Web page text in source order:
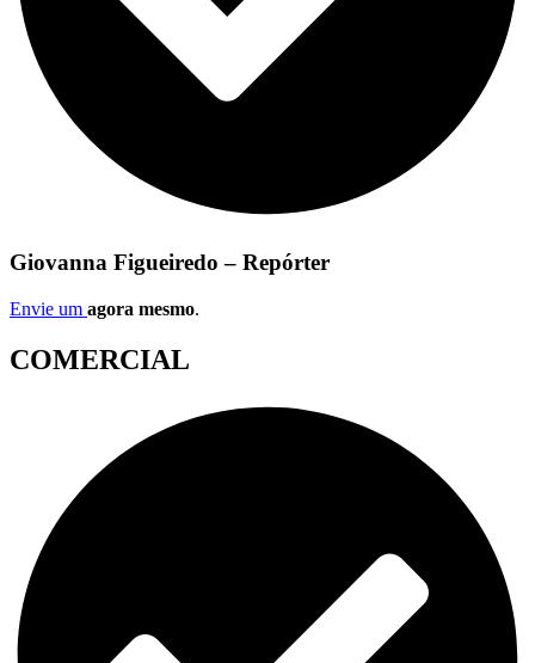
Giovanna Figueiredo – Repórter
Envie um agora mesmo.
COMERCIAL